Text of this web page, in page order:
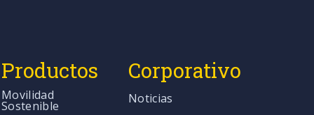
Productos
Movilidad
Sostenible
Corporativo
Noticias